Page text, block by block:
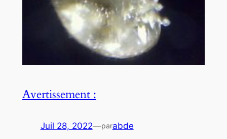
Avertissement :
Juil 28, 2022—parabde